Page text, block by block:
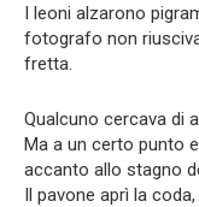
I leoni alzarono
fotografo non
fretta.
Qualcuno cercava di
Ma a un certo punto
accanto allo stagno
Il pavone aprì la